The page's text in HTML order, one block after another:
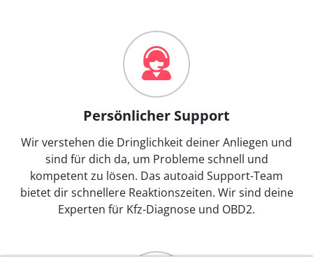
Persönlicher Support
Wir verstehen die Dringlichkeit deiner Anliegen und
sind für dich da, um Probleme schnell und
kompetent zu lösen. Das autoaid Support-Team
bietet dir schnellere Reaktionszeiten. Wir sind deine
Experten für Kfz-Diagnose und OBD2.